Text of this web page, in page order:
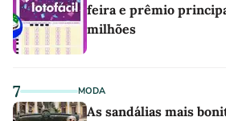
feira e prêmio
milhões
7 MODA
As sandálias mais